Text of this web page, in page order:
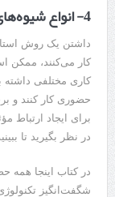
4- انواع شیوه‌های ارتباطی را امتحان کند
داشتن یک روش
کار می‌کنند، ممکن
کاری مختلفی داشته
حضوری کار کنند و
برای ایجاد ارتباط
در نظر بگیرید تا
در کتاب اینجا همه
شگفت‌انگیز